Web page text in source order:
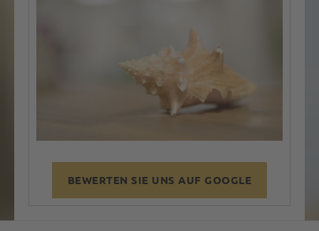
BEWERTEN SIE UNS AUF GOOGLE